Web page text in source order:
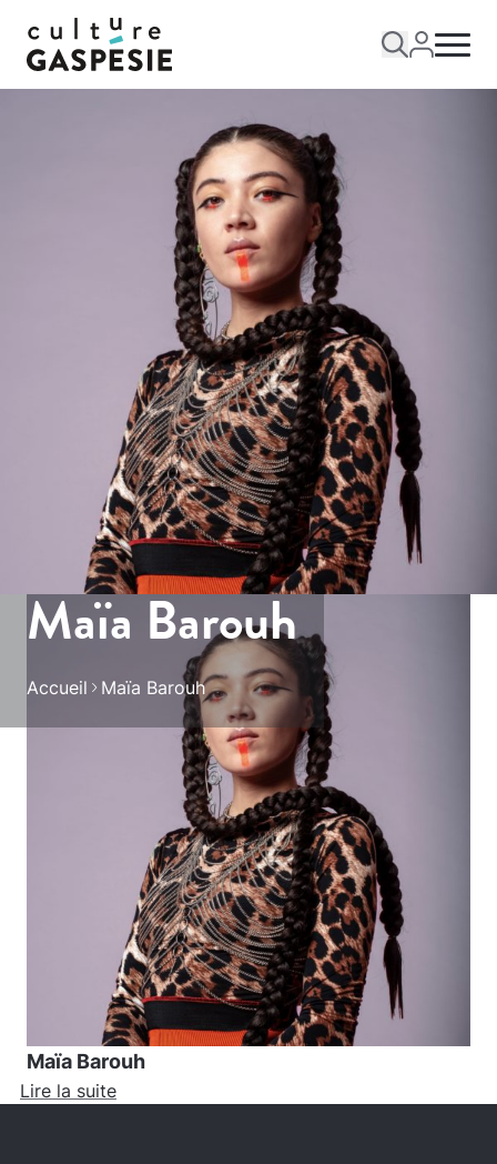
Maïa Barouh
Accueil Maïa Barouh
Maïa Barouh
Lire la suite